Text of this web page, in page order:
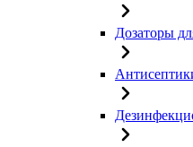
Дозаторы